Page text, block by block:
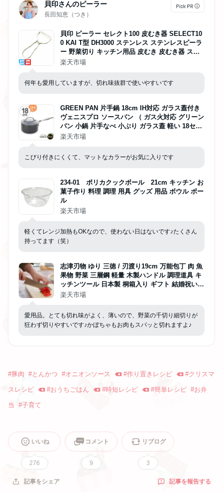
貝印さんのピーラー
長田知恵（つき）
貝印 ピーラー セレクト100 皮むき器 SELECT10
0 KAI T型 DH3000 ステンレス ステンレスピーラ
ー 野菜切り キッチン用品 皮むき 皮むき器 スラ
イサー 送料無料
楽天市場
何年も愛用していますが、切れ味抜群で使いやすいです
GREEN PAN 片手鍋 18cm IH対応 ガラス蓋付き
ヴェニスプロ ソースパン （ ガス火対応 グリーン
パン 小鍋 片手なべ 小ぶり ガラス蓋 軽い 18セン
チ アルミ製 マグニート加工 ノンスティック加工
楽天市場
こびり付きにくくて、マットなカラーがお気に入りです
234-01 ポリカクックボール 21cm キッチン お
菓子作り 料理 調理 用具 グッズ 用品 ボウル ボー
ル
楽天市場
軽くてレンジ加熱もOKなので、使わない日はないです♪たくさん
持ってます（笑）
志津刃物 ゆり 三徳 / 刃渡り19cm 万能包丁 肉 魚
果物 野菜 三層鋼 軽量 木製ハンドル 調理道具 キ
ッチンツール 日本製 桐箱入り ギフト 結婚祝い
母の日
楽天市場
愛用品。とても切れ味がよく、薄いので、野菜の千切り細切りが
狂わず切りやすいです♪かぼちゃもお肉もスパッと切れますよ♪
#豚肉 #とんかつ #オニオンソース #作り置きレシピ #クリスマ
スレシピ #おうちごはん #時短レシピ #簡単レシピ #お弁
当 #子育て
いいね
276
コメント
9
リブログ
3
記事をシェア 記事を報告する